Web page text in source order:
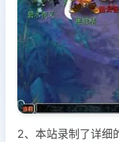
2、本站录制了详细